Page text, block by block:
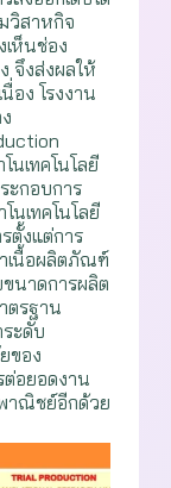
วิสาหกิจ
ห็นช่อง
จึงส่งผลให้
อง โรงงาน
นเทคโนโลยี
ะกอบการ
นเทคโนโลยี
ตั้งแต่การ
เนื้อผลิตภัณฑ์
นาดการผลิต
ตรฐาน
ระดับ
ของ
อยอดงาน
าณิชย์อีกด้วย